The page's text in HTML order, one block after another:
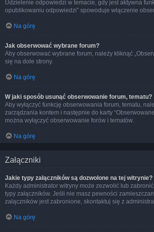
Udzielenie odpowiedzi w temacie, gdy jest aktywna
opublikowaniu odpowiedzi” spowoduje włączenie
Na górę
Jak obserwować wybrane forum?
Aby obserwować wybrane forum, należy kliknąć
się na dole strony.
Na górę
W jaki sposób usunąć obserwowanie forum, tematu?
Aby wyłączyć funkcję obserwowania forum, tematu,
zarządzania kontem i następnie do karty
można wyłączyć obserwowanie forów i tematów.
Na górę
Załączniki
Jakie typy załączników są dozwolone na tej witrynie?
Każdy administrator witryny może zezwolić lub
typy załączników. Jeśli nie masz pewności
załączników jest zabronione, skontaktuj się z
Na górę